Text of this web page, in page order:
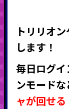
トリリオ
します！
毎日ログ
ンモード
ャが回せる